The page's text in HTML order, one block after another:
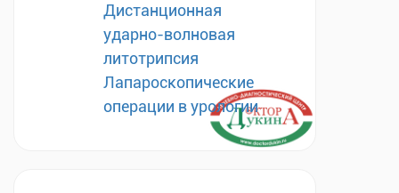
Дистанционная
ударно-волновая
литотрипсия
Лапароскопические
операции в урологии